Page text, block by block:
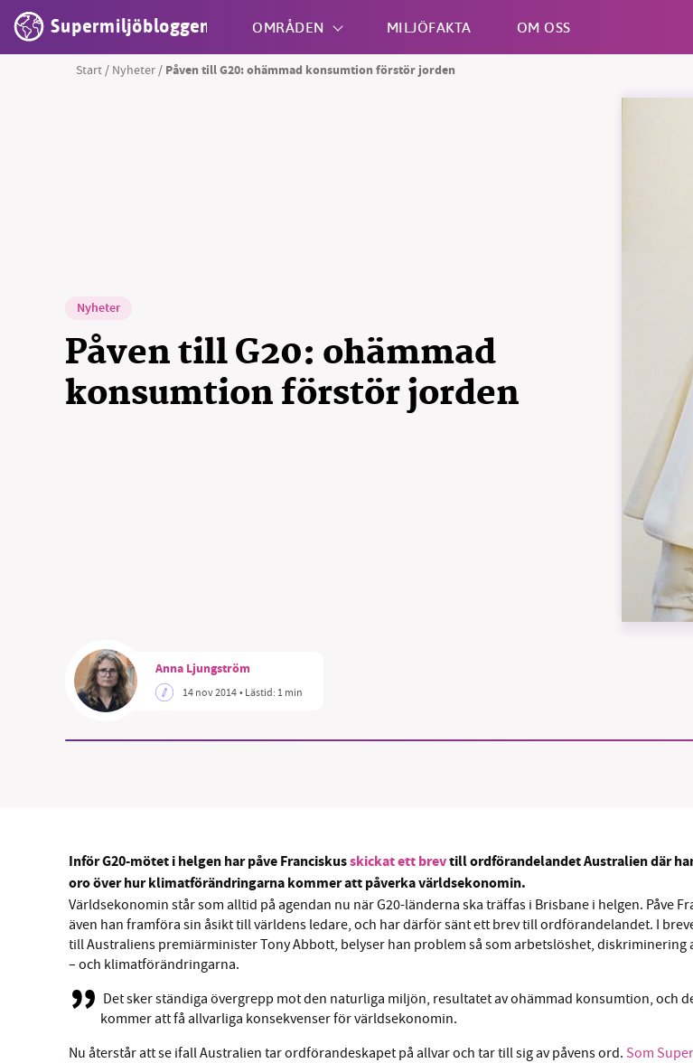
Supermiljöbloggen OMRÅDEN MILJÖFAKTA OM OSS
Start / Nyheter / Påven till G20: ohämmad konsumtion förstör jorden
Nyheter
Påven till G20: ohämmad
konsumtion förstör jorden
Anna Ljungström
14 nov 2014• Lästid: 1 min
Inför G20-mötet i helgen har påve Franciskusskickat ett brevtill ordförandelandet Australien där
oro över hur klimatförändringarna kommer att påverka världsekonomin.
Världsekonomin står som alltid på agendan nu när G20-länderna ska träffas i Brisbane i helgen. Påve
även han framföra sin åsikt till världens ledare, och har därför sänt ett brev till ordförandelandet. I
till Australiens premiärminister Tony Abbott, belyser han problem så som arbetslöshet, diskriminering
– och klimatförändringarna.
Det sker ständiga övergrepp mot den naturliga miljön, resultatet av ohämmad konsumtion, och
kommer att få allvarliga konsekvenser för världsekonomin.
Nu återstår att se ifall Australien tar ordförandeskapet på allvar och tar till sig av påvens ord. Som
SMB kämpar för en hållbar framtid.
ideella redaktion drivit miljödebatten
nyhetsbevakning och granskningar. Nu vill
och vi hoppas att du vill
Stötta vårt arbete genom att swisha